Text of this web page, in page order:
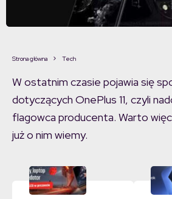
Strona główna Tech
W ostatnim czasie pojawia się
dotyczących OnePlus 11, czyli
flagowca producenta. Warto
już o nim wiemy.